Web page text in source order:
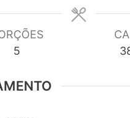
5